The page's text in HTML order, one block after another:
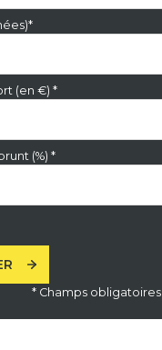
(en €) *
(%) *
* Champs obligatoires